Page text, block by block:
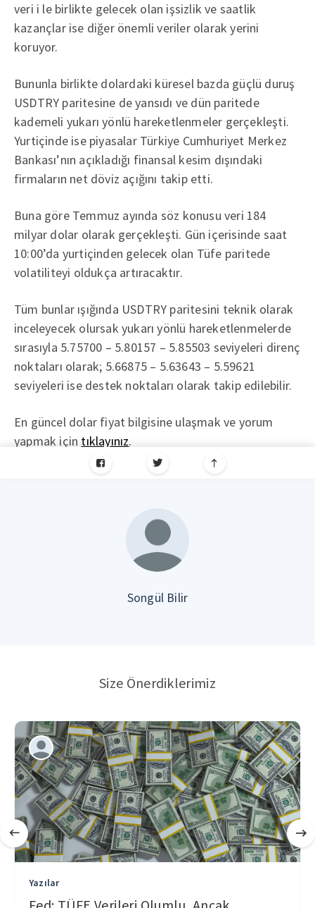
veri i le birlikte gelecek olan işsizlik ve saatlik
kazançlar ise diğer önemli veriler olarak yerini
koruyor.
Bununla birlikte dolardaki küresel bazda güçlü duruş
USDTRY paritesine de yansıdı ve dün paritede
kademeli yukarı yönlü hareketlenmeler gerçekleşti.
Yurtiçinde ise piyasalar Türkiye Cumhuriyet Merkez
Bankası’nın açıkladığı finansal kesim dışındaki
firmaların net döviz açığını takip etti.
Buna göre Temmuz ayında söz konusu veri 184
milyar dolar olarak gerçekleşti. Gün içerisinde saat
10:00’da yurtiçinden gelecek olan Tüfe paritede
volatiliteyi oldukça artıracaktır.
Tüm bunlar ışığında USDTRY paritesini teknik olarak
inceleyecek olursak yukarı yönlü hareketlenmelerde
sırasıyla 5.75700 – 5.80157 – 5.85503 seviyeleri direnç
noktaları olarak; 5.66875 – 5.63643 – 5.59621
seviyeleri ise destek noktaları olarak takip edilebilir.
En güncel dolar fiyat bilgisine ulaşmak ve yorum
yapmak için tıklayınız.
Songül Bilir
Size Önerdiklerimiz
Yazılar